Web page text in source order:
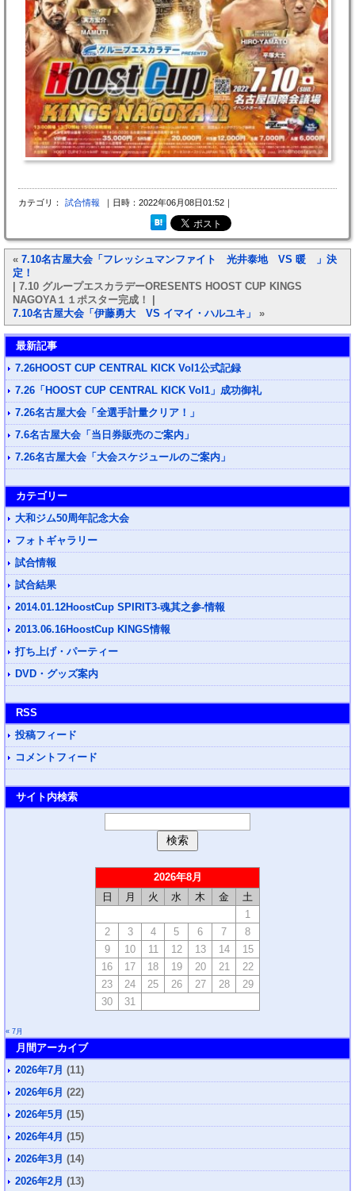
カテゴリ： 試合情報 ｜日時：2022年06月08日01:52｜
« 7.10名古屋大会「フレッシュマンファイト 光井泰地 VS 暖 」決
定！
| 7.10 グループエスカラデーORESENTS HOOST CUP KINGS
NAGOYA１１ポスター完成！ |
7.10名古屋大会「伊藤勇大 VS イマイ・ハルユキ」
»
最新記事
7.26HOOST CUP CENTRAL KICK Vol1公式記録
7.26「HOOST CUP CENTRAL KICK Vol1」成功御礼
7.26名古屋大会「全選手計量クリア！」
7.6名古屋大会「当日券販売のご案内」
7.26名古屋大会「大会スケジュールのご案内」
カテゴリー
大和ジム50周年記念大会
フォトギャラリー
試合情報
試合結果
2014.01.12HoostCup SPIRIT3-魂其之参-情報
2013.06.16HoostCup KINGS情報
打ち上げ・パーティー
DVD・グッズ案内
RSS
投稿フィード
コメントフィード
サイト内検索
2026年8月
日 月 火 水 木 金
土
1
2
3 4 5 6 7
8
9
10 11 12 13 14
15
16
17 18 19 20 21
22
23
24 25 26 27 28
29
30
31
« 7月
月間アーカイブ
2026年7月 (11)
2026年6月 (22)
2026年5月 (15)
2026年4月 (15)
2026年3月 (14)
2026年2月 (13)